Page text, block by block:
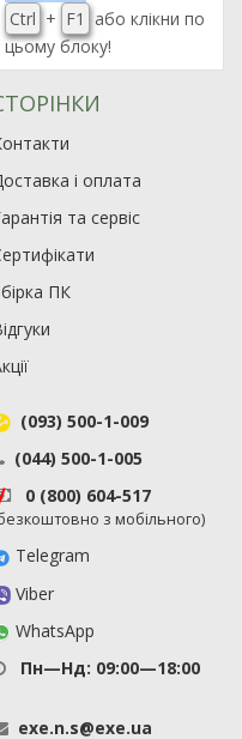
Ctrl + F1
або клікни по
цьому блоку!
і оплата
та сервіс
ПК
(093) 500-1-009
(044) 500-1-005
0 (800) 604-517
з мобільного)
Telegram
Viber
WhatsApp
Пн—Нд: 09:00—18:00
exe.n.s@exe.ua